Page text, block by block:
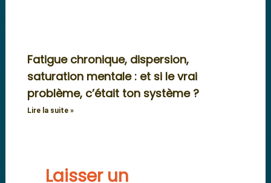
Fatigue chronique, dispersion,
saturation mentale : et si le vrai
problème, c’était ton système ?
Lire la suite »
Laisser un